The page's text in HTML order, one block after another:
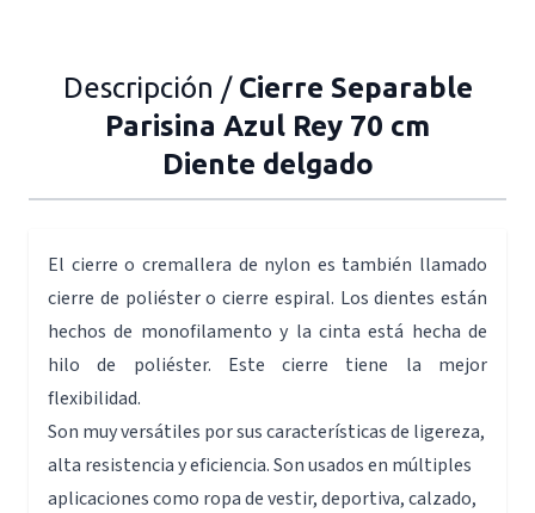
Descripción / Cierre Separable
Parisina Azul Rey 70 cm
Diente delgado
El cierre o cremallera de nylon es también llamado
cierre de poliéster o cierre espiral. Los dientes están
hechos de monofilamento y la cinta está hecha de
hilo de poliéster. Este cierre tiene la mejor
flexibilidad.
Son muy versátiles por sus características de ligereza,
alta resistencia y eficiencia. Son usados en múltiples
aplicaciones como ropa de vestir, deportiva, calzado,